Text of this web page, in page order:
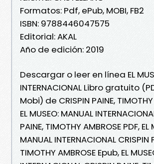
Formatos: Pdf, ePub, MOBI, FB2
ISBN: 9788446047575
Editorial: AKAL
Año de edición: 2019
Descargar o leer en línea EL
INTERNACIONAL Libro gratuito
Mobi) de CRISPIN PAINE, TIMOTHY
EL MUSEO: MANUAL
PAINE, TIMOTHY AMBROSE PDF, EL
MANUAL INTERNACIONAL CRISPIN
TIMOTHY AMBROSE Epub, EL